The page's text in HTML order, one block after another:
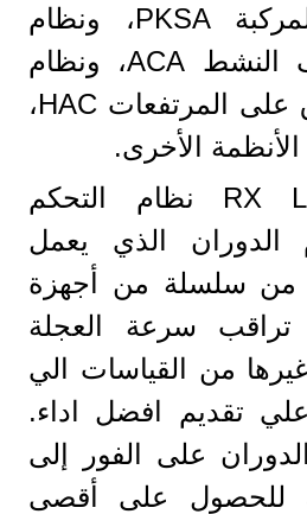
مساعد صف المركبة PKSA، ونظام
مساعد الانعطاف النشط ACA، ونظام
مساعدة الانطلاق على المرتفعات HAC،
الأخرى.
تستخدم RX Lexus نظام التحكم
الدوران الذي يعمل
من سلسلة من أجهزة
تراقب سرعة العجلة
من القياسات الي
تقديم افضل اداء.
على الفور إلى
للحصول على أقصى